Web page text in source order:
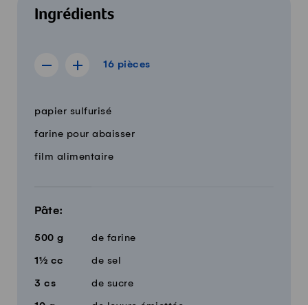
Ingrédients
16 pièces
Afficher la recette de 15 pièces
Afficher la recette de 17 pièces
16 pièces
QuantitéIngrédients
papier sulfurisé
farine pour abaisser
film alimentaire
Pâte:
500 g de farine
1½ cc de sel
3 cs de sucre